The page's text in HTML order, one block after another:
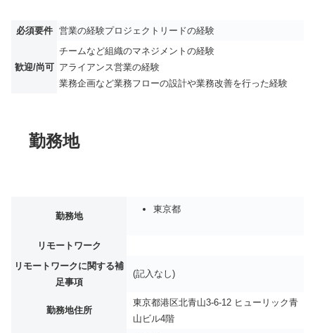
必須要件 営業の経験プロジェクトリードの経験
歓迎/尚可
チームなど組織のマネジメントの経験
アライアンス営業の経験
業務企画など業務フローの設計や業務改善を行った経験
勤務地
勤務地
東京都
リモートワーク
リモートワークに関する補
足事項
(記入なし)
勤務地住所
東京都港区北青山3-6-12 ヒューリック青
山ビル4階